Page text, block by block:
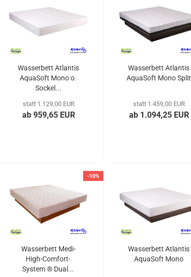
Wasserbett Atlantis
AquaSoft Mono o.
Sockel...
statt 1.129,00 EUR
ab 959,65 EUR
Wasserbett Atlantis
AquaSoft Mono Split
statt 1.459,00 EUR
ab 1.094,25 EUR
-10%
Wasserbett Medi-
High-Comfort-
System ® Dual...
Wasserbett Atlantis
AquaSoft Mono